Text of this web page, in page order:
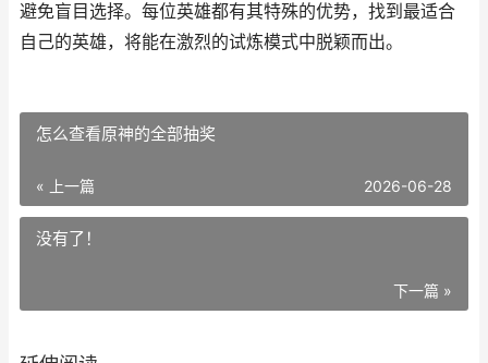
避免盲目选择。每位英雄都有其特殊的优势，找到最适合
自己的英雄，将能在激烈的试炼模式中脱颖而出。
怎么查看原神的全部抽奖
« 上一篇 2026-06-28
没有了！
下一篇 »